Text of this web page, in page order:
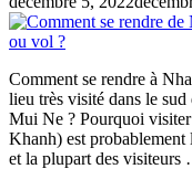
Comment se rendre à
lieu très visité dans le
Mui Ne ? Pourquoi
Khanh) est probablement
et la plupart des visiteurs